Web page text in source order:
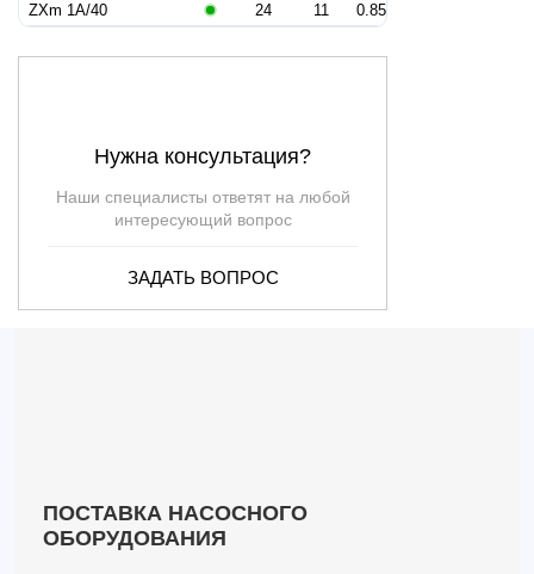
ZXm 1A/40
24 11 0.85
Нужна консультация?
Наши специалисты ответят на любой
интересующий вопрос
ЗАДАТЬ ВОПРОС
ПОСТАВКА НАСОСНОГО
ОБОРУДОВАНИЯ